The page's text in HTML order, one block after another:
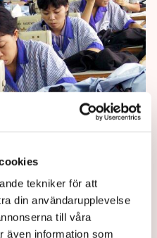
tekniker för att
din användarupplevelse
till våra
även information som
för
blir hållbart och